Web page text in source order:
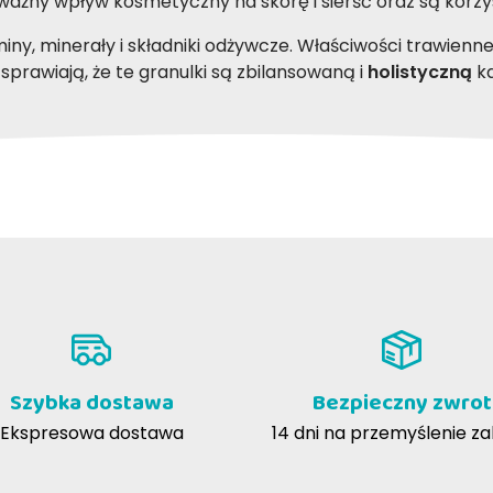
minerały i składniki odżywcze. Właściwości
że te granulki są zbilansowaną i holistyczną
30%
Szybka dostawa
Ekspresowa dostawa
Bezpieczny zwrot
14 dni na przemyślenie